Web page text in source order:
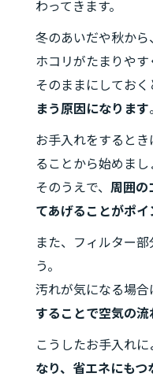
わってきます。
冬のあいだや秋か
ホコリがたまりやす
そのままにしておく
まう原因になります
お手入れをすると
ることから始めまし
そのうえで、 周囲の
てあげることがポイ
また、フィルター
う。
汚れが気になる場合
することで空気の
こうしたお手入れに
なり、省エネにもつ